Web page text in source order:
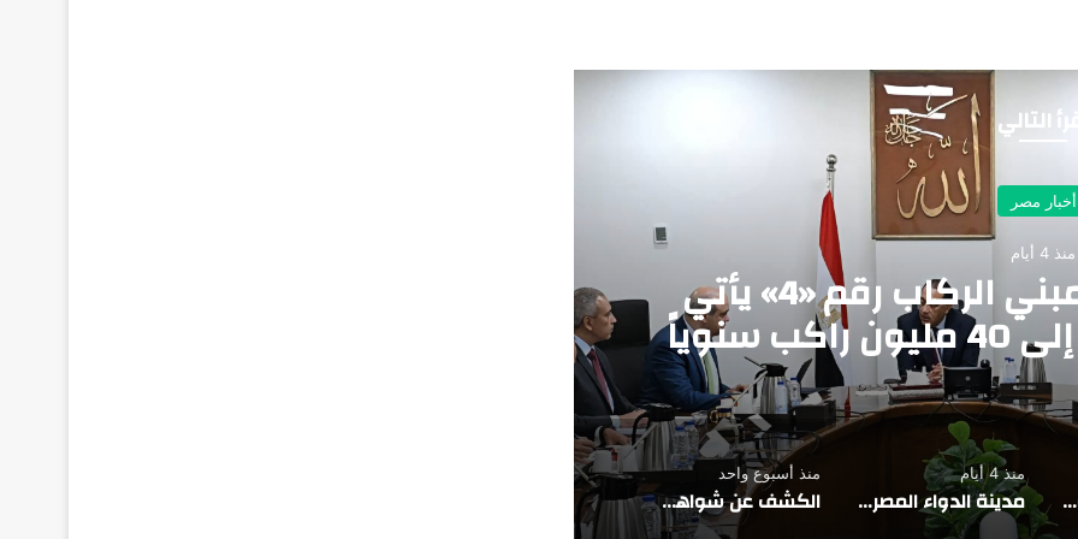
أقرأ التالي
أخبار مصر
منذ 4 أيام
وزير الطيران: مشروع مبني الركاب رقم «4» يأتي
سنوياً
وزير الطيران: مشروع مبني الركاب رقم «4» يأتي بطاقة استيعابية تصل إلى 40 مليون راكب سنوياً
منذ 4 أيام
مدينة الدواء المصرية تستقبل “چبتو فارما” ومجموعة باشا الجيبوتية تدشنان شراكة استراتيجية لدعم الأمن الدوائي
منذ أسبوع واحد
الكشف عن شواهد قبور وتوابيت وتمائم بمنطقة تل الدير بمحافظة دمياط